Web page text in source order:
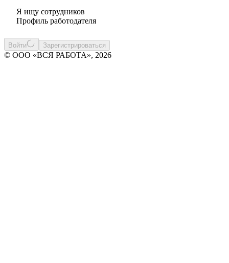
Я ищу сотрудников
Профиль работодателя
Войти Зарегистрироваться
© ООО «ВСЯ РАБОТА», 2026